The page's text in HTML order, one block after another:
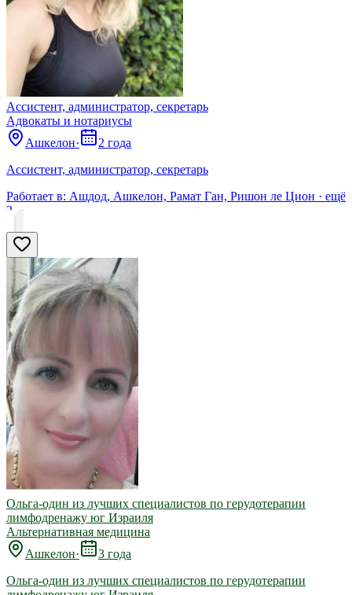
Ассистент, администратор, секретарь
Адвокаты и нoтариусы
Ашкелон·
2 года
Ассистент, администратор, секретарь
Работает в: Ашдод, Ашкелон, Рамат Ган, Ришон ле Цион · ещё
2
Ольга-один из лучших специалистов по герудотерапии
лимфодренажу юг Израиля
Альтернативная медицина
Ашкелон·
3 года
Ольга-один из лучших специалистов по герудотерапии